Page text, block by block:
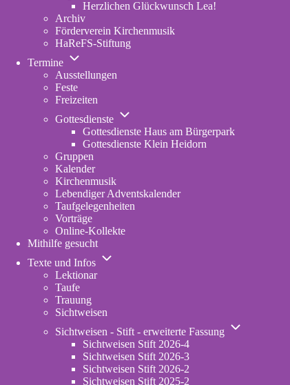
Orgel
Herzlichen Glückwunsch Lea!
Archiv
Förderverein Kirchenmusik
HaReFS-Stiftung
Termine
Unternavigation
Termine
Ausstellungen
Feste
Freizeiten
Gottesdienste
Unternavigation
Gottesdienste
Gottesdienste Haus am Bürgerpark
Gottesdienste Klein Heidorn
Gruppen
Kalender
Kirchenmusik
Lebendiger Adventskalender
Taufgelegenheiten
Vorträge
Online-Kollekte
Mithilfe gesucht
Texte und Infos
Unternavigation
Lektionar
Taufe
Trauung
Sichtweisen
Sichtweisen - Stift - erweiterte Fassung
Sichtweisen Stift 2026-4
Sichtweisen Stift 2026-3
Sichtweisen Stift 2026-2
Sichtweisen Stift 2025-2